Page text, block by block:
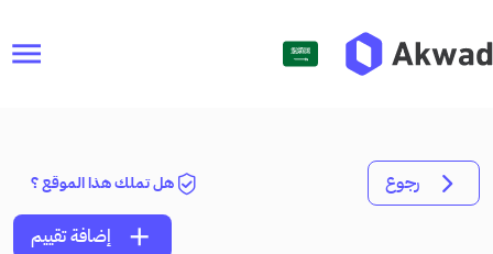
menu
رجوع هل تملك هذا الموقع ؟
add إضافة تقييم